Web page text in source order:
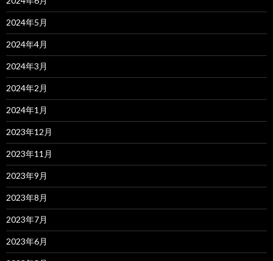
2024年5月
2024年4月
2024年3月
2024年2月
2024年1月
2023年12月
2023年11月
2023年9月
2023年8月
2023年7月
2023年6月